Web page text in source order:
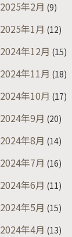
2025年2月 (9)
2025年1月 (12)
2024年12月 (15)
2024年11月 (18)
2024年10月 (17)
2024年9月 (20)
2024年8月 (14)
2024年7月 (16)
2024年6月 (11)
2024年5月 (15)
2024年4月 (13)